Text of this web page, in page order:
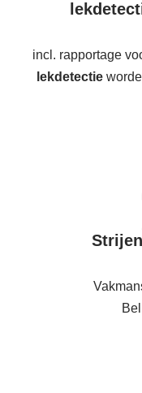
incl. rapportage
lekdetectie